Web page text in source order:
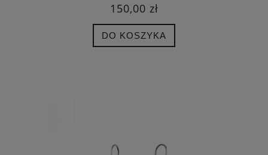
150,00 zł
DO KOSZYKA